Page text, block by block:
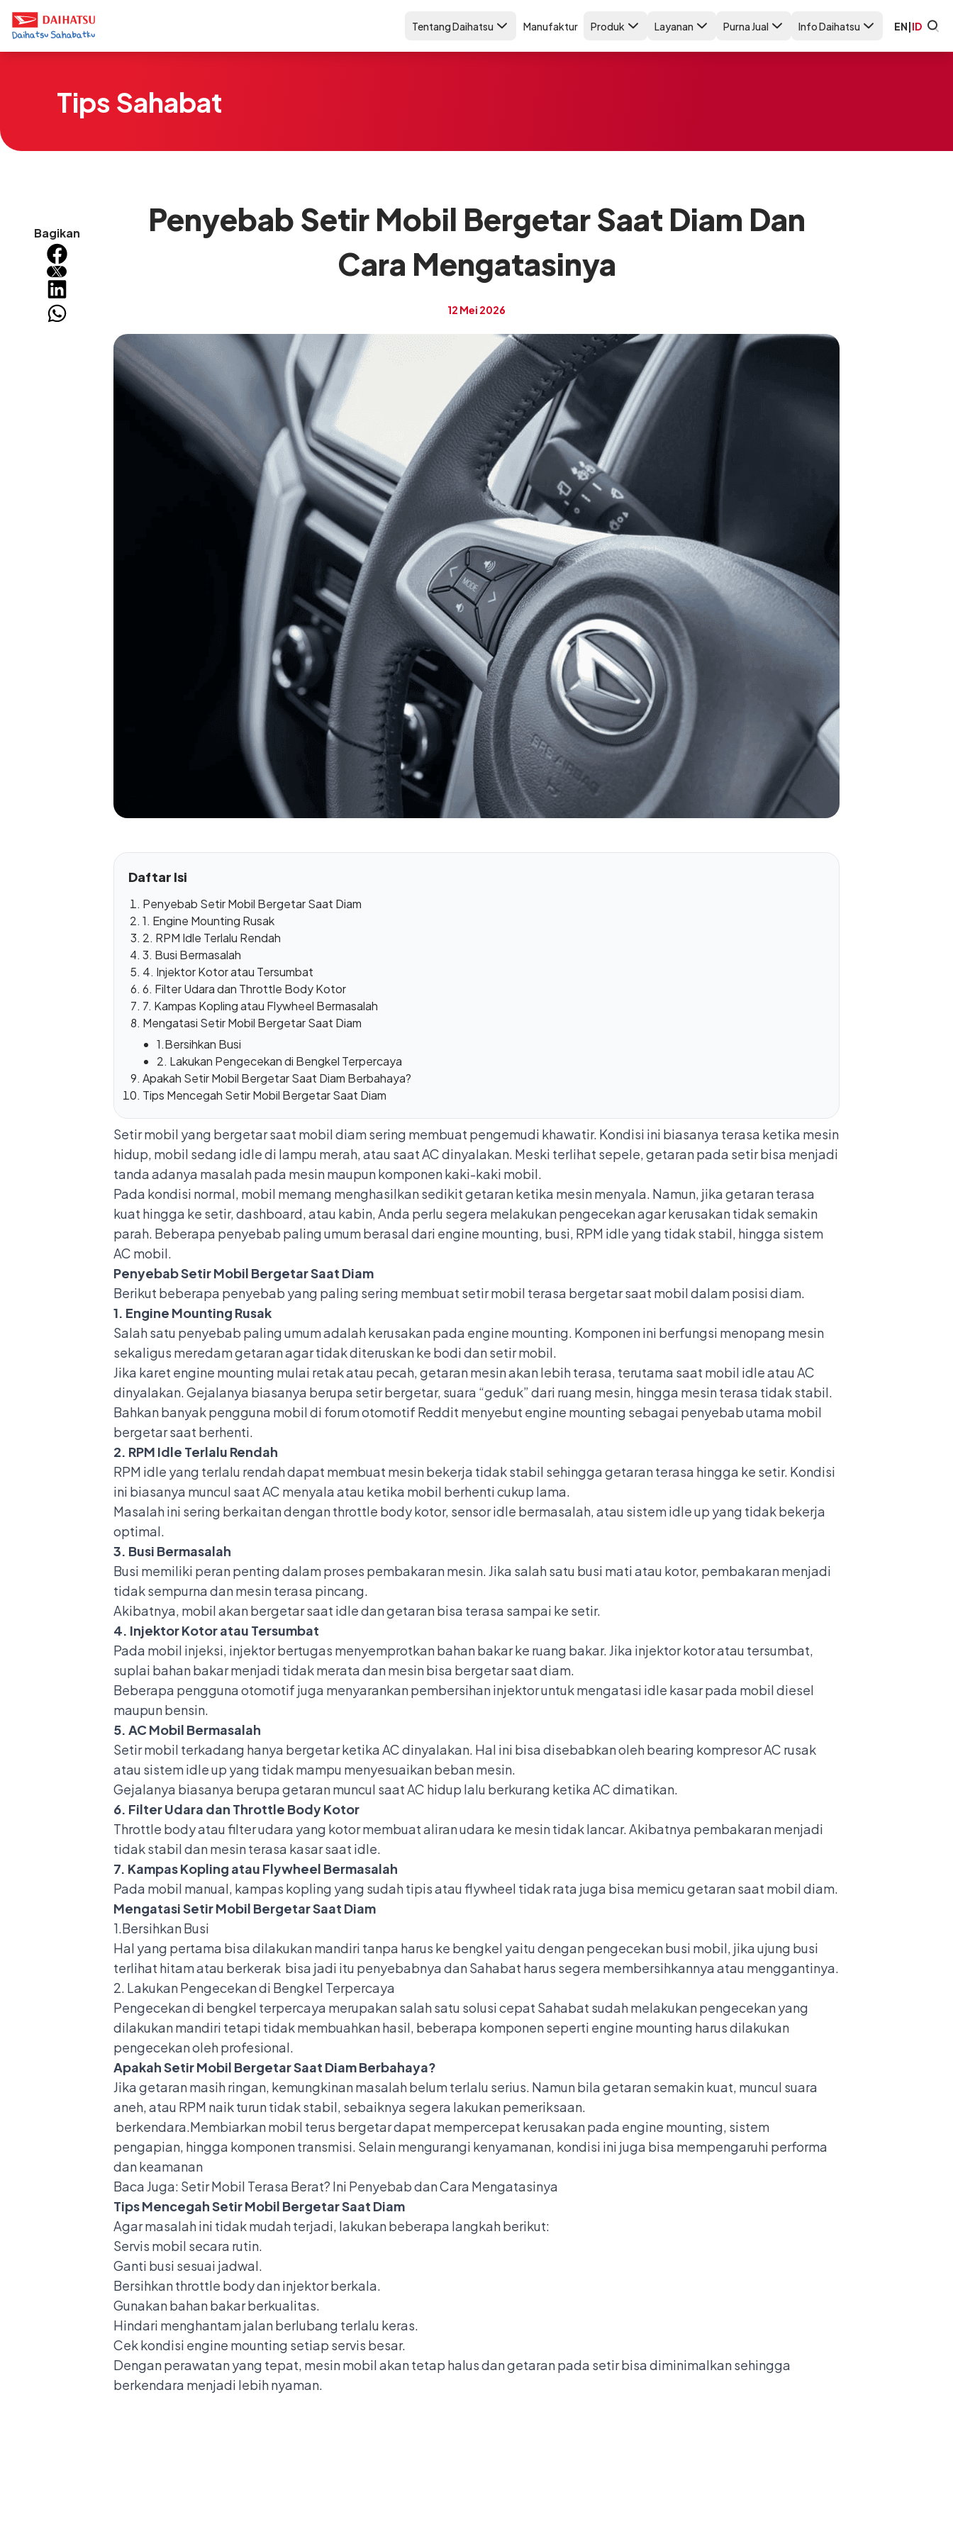
Tentang Daihatsu Manufaktur Produk Layanan Purna Jual Info Daihatsu EN|ID
Tips Sahabat
Bagikan
Penyebab Setir Mobil Bergetar Saat Diam Dan
Cara Mengatasinya
12 Mei 2026
Daftar Isi
Penyebab Setir Mobil Bergetar Saat Diam
1. Engine Mounting Rusak
2. RPM Idle Terlalu Rendah
3. Busi Bermasalah
4. Injektor Kotor atau Tersumbat
6. Filter Udara dan Throttle Body Kotor
7. Kampas Kopling atau Flywheel Bermasalah
Mengatasi Setir Mobil Bergetar Saat Diam
1.Bersihkan Busi
2. Lakukan Pengecekan di Bengkel Terpercaya
Apakah Setir Mobil Bergetar Saat Diam Berbahaya?
Tips Mencegah Setir Mobil Bergetar Saat Diam
Setir mobil yang bergetar saat mobil diam sering membuat pengemudi khawatir. Kondisi ini biasanya terasa ketika mesin
hidup, mobil sedang idle di lampu merah, atau saat AC dinyalakan. Meski terlihat sepele, getaran pada setir bisa menjadi
tanda adanya masalah pada mesin maupun komponen kaki-kaki mobil.
Pada kondisi normal, mobil memang menghasilkan sedikit getaran ketika mesin menyala. Namun, jika getaran terasa
kuat hingga ke setir, dashboard, atau kabin, Anda perlu segera melakukan pengecekan agar kerusakan tidak semakin
parah. Beberapa penyebab paling umum berasal dari engine mounting, busi, RPM idle yang tidak stabil, hingga sistem
AC mobil.
Penyebab Setir Mobil Bergetar Saat Diam
Berikut beberapa penyebab yang paling sering membuat setir mobil terasa bergetar saat mobil dalam posisi diam.
1. Engine Mounting Rusak
Salah satu penyebab paling umum adalah kerusakan pada engine mounting. Komponen ini berfungsi menopang mesin
sekaligus meredam getaran agar tidak diteruskan ke bodi dan setir mobil.
Jika karet engine mounting mulai retak atau pecah, getaran mesin akan lebih terasa, terutama saat mobil idle atau AC
dinyalakan. Gejalanya biasanya berupa setir bergetar, suara “geduk” dari ruang mesin, hingga mesin terasa tidak stabil.
Bahkan banyak pengguna mobil di forum otomotif Reddit menyebut engine mounting sebagai penyebab utama mobil
bergetar saat berhenti.
2. RPM Idle Terlalu Rendah
RPM idle yang terlalu rendah dapat membuat mesin bekerja tidak stabil sehingga getaran terasa hingga ke setir. Kondisi
ini biasanya muncul saat AC menyala atau ketika mobil berhenti cukup lama.
Masalah ini sering berkaitan dengan throttle body kotor, sensor idle bermasalah, atau sistem idle up yang tidak bekerja
optimal.
3. Busi Bermasalah
Busi memiliki peran penting dalam proses pembakaran mesin. Jika salah satu busi mati atau kotor, pembakaran menjadi
tidak sempurna dan mesin terasa pincang.
Akibatnya, mobil akan bergetar saat idle dan getaran bisa terasa sampai ke setir.
4. Injektor Kotor atau Tersumbat
Pada mobil injeksi, injektor bertugas menyemprotkan bahan bakar ke ruang bakar. Jika injektor kotor atau tersumbat,
suplai bahan bakar menjadi tidak merata dan mesin bisa bergetar saat diam.
Beberapa pengguna otomotif juga menyarankan pembersihan injektor untuk mengatasi idle kasar pada mobil diesel
maupun bensin.
5. AC Mobil Bermasalah
Setir mobil terkadang hanya bergetar ketika AC dinyalakan. Hal ini bisa disebabkan oleh bearing kompresor AC rusak
atau sistem idle up yang tidak mampu menyesuaikan beban mesin.
Gejalanya biasanya berupa getaran muncul saat AC hidup lalu berkurang ketika AC dimatikan.
6. Filter Udara dan Throttle Body Kotor
Throttle body atau filter udara yang kotor membuat aliran udara ke mesin tidak lancar. Akibatnya pembakaran menjadi
tidak stabil dan mesin terasa kasar saat idle.
7. Kampas Kopling atau Flywheel Bermasalah
Pada mobil manual, kampas kopling yang sudah tipis atau flywheel tidak rata juga bisa memicu getaran saat mobil diam.
Mengatasi Setir Mobil Bergetar Saat Diam
1.Bersihkan Busi
Hal yang pertama bisa dilakukan mandiri tanpa harus ke bengkel yaitu dengan pengecekan busi mobil, jika ujung busi
terlihat hitam atau berkerak bisa jadi itu penyebabnya dan Sahabat harus segera membersihkannya atau menggantinya.
2. Lakukan Pengecekan di Bengkel Terpercaya
Pengecekan di bengkel terpercaya merupakan salah satu solusi cepat Sahabat sudah melakukan pengecekan yang
dilakukan mandiri tetapi tidak membuahkan hasil, beberapa komponen seperti engine mounting harus dilakukan
pengecekan oleh profesional.
Apakah Setir Mobil Bergetar Saat Diam Berbahaya?
Jika getaran masih ringan, kemungkinan masalah belum terlalu serius. Namun bila getaran semakin kuat, muncul suara
aneh, atau RPM naik turun tidak stabil, sebaiknya segera lakukan pemeriksaan.
berkendara.Membiarkan mobil terus bergetar dapat mempercepat kerusakan pada engine mounting, sistem
pengapian, hingga komponen transmisi. Selain mengurangi kenyamanan, kondisi ini juga bisa mempengaruhi performa
dan keamanan
Baca Juga: Setir Mobil Terasa Berat? Ini Penyebab dan Cara Mengatasinya
Tips Mencegah Setir Mobil Bergetar Saat Diam
Agar masalah ini tidak mudah terjadi, lakukan beberapa langkah berikut:
Servis mobil secara rutin.
Ganti busi sesuai jadwal.
Bersihkan throttle body dan injektor berkala.
Gunakan bahan bakar berkualitas.
Hindari menghantam jalan berlubang terlalu keras.
Cek kondisi engine mounting setiap servis besar.
Dengan perawatan yang tepat, mesin mobil akan tetap halus dan getaran pada setir bisa diminimalkan sehingga
berkendara menjadi lebih nyaman.